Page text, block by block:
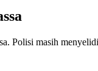
Polisi masih